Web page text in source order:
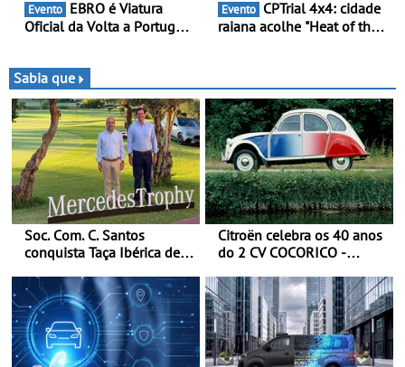
Evento
Oficial da Volta a Portugal
da mítica prova de ciclismo
e leva a sua gama SUV
multi-energia às estradas
de Portugal
Evento
raiana acolhe "Heat of the
Sabia que
Soc. Com. C. Santos
conquista Taça Ibérica de
MercedesTrophy
Citroën celebra os 40 anos
do 2 CV COCORICO -
camisola tricolor